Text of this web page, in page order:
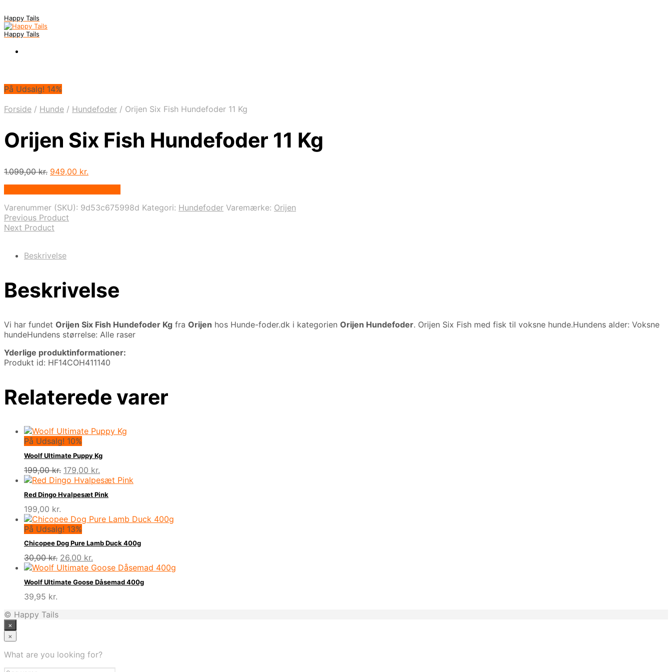
Happy Tails
Happy Tails
På Udsalg! 14%
Forside / Hunde / Hundefoder / Orijen Six Fish Hundefoder 11 Kg
Orijen Six Fish Hundefoder 11 Kg
1.099,00kr. Den
1.099,00 kr..
949,00 kr.
949,00 kr..
Varenummer (SKU): 9d53c675998d Kategori: Hundefoder Varemærke: Orijen
Previous Product
Next Product
Beskrivelse
Beskrivelse
Vi har fundet Orijen Six Fish Hundefoder Kg fra Orijen hos Hunde-foder.dk i kategorien Orijen Hundefoder. Orijen Six Fish med fisk til voksne hunde.Hundens alder: Voksne
hundeHundens størrelse: Alle raser
Yderlige produktinformationer:
Produkt id: HF14COH411140
Relaterede varer
På Udsalg! 10%
Woolf Ultimate Puppy Kg
199,00kr. Den
oprindelige
pris
var:
179,00 kr.
aktuelle
pris
er:
Red Dingo Hvalpesæt Pink
199,00 kr.
På Udsalg! 13%
Chicopee Dog Pure Lamb Duck 400g
30,00kr. Den
oprindelige
var:
26,00 kr.
aktuelle
pris
er:
Woolf Ultimate Goose Dåsemad 400g
39,95 kr.
© Happy Tails
×
×
What are you looking for?